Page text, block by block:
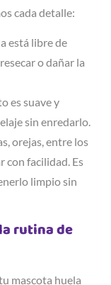
cada detalle:
está libre de
o dañar la
es suave y
sin enredarlo.
orejas, entre los
con facilidad. Es
limpio sin
rutina de
mascota huela